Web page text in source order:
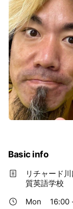
Basic info
リチャード
質英語学校
Mon
16:00